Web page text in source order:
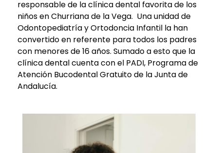
responsable de la clínica dental favorita de los
niños en Churriana de la Vega. Una unidad de
Odontopediatría y Ortodoncia Infantil la han
convertido en referente para todos los padres
con menores de 16 años. Sumado a esto que la
clínica dental cuenta con el PADI, Programa de
Atención Bucodental Gratuito de la Junta de
Andalucía.